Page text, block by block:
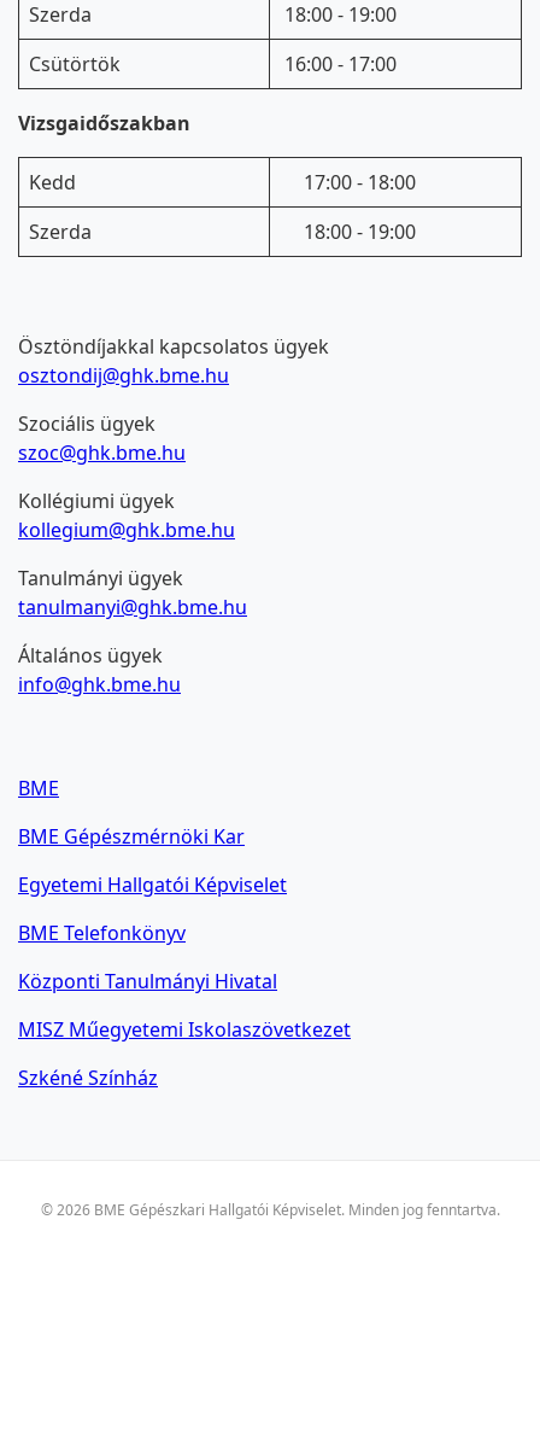
Szerda
18:00 - 19:00
Csütörtök
16:00 - 17:00
Vizsgaidőszakban
Kedd
17:00 - 18:00
Szerda
18:00 - 19:00
Ösztöndíjakkal kapcsolatos ügyek
osztondij@ghk.bme.hu
Szociális ügyek
szoc@ghk.bme.hu
Kollégiumi ügyek
kollegium@ghk.bme.hu
Tanulmányi ügyek
tanulmanyi@ghk.bme.hu
Általános ügyek
info@ghk.bme.hu
BME
BME Gépészmérnöki Kar
Egyetemi Hallgatói Képviselet
BME Telefonkönyv
Központi Tanulmányi Hivatal
MISZ Műegyetemi Iskolaszövetkezet
Szkéné Színház
© 2026 BME Gépészkari Hallgatói Képviselet. Minden jog fenntartva.